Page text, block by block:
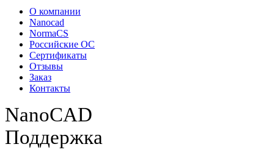
О компании
Nanocad
NormaCS
Российские ОС
Сертификаты
Отзывы
Заказ
Контакты
NanoCAD
Поддержка